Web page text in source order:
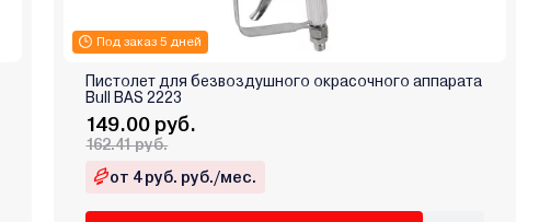
Под заказ 5 дней
Пистолет для безвоздушного окрасочного аппарата
Bull BAS 2223
149.00 руб.
162.41 руб.
от 4 руб. руб./мес.